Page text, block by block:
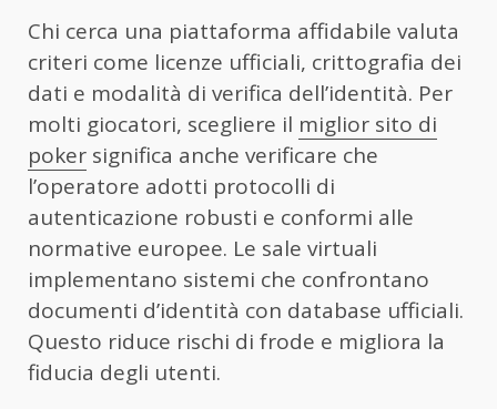
Chi cerca una piattaforma affidabile valuta
criteri come licenze ufficiali, crittografia dei
dati e modalità di verifica dell’identità. Per
molti giocatori, scegliere il miglior sito di
poker significa anche verificare che
l’operatore adotti protocolli di
autenticazione robusti e conformi alle
normative europee. Le sale virtuali
implementano sistemi che confrontano
documenti d’identità con database ufficiali.
Questo riduce rischi di frode e migliora la
fiducia degli utenti.